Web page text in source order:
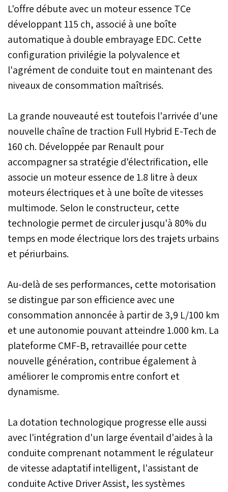
L'offre débute avec un moteur essence TCe
développant 115 ch, associé à une boîte
automatique à double embrayage EDC. Cette
configuration privilégie la polyvalence et
l'agrément de conduite tout en maintenant des
niveaux de consommation maîtrisés.
La grande nouveauté est toutefois l'arrivée d'une
nouvelle chaîne de traction Full Hybrid E-Tech de
160 ch. Développée par Renault pour
accompagner sa stratégie d'électrification, elle
associe un moteur essence de 1.8 litre à deux
moteurs électriques et à une boîte de vitesses
multimode. Selon le constructeur, cette
technologie permet de circuler jusqu'à 80% du
temps en mode électrique lors des trajets urbains
et périurbains.
Au-delà de ses performances, cette motorisation
se distingue par son efficience avec une
consommation annoncée à partir de 3,9 L/100 km
et une autonomie pouvant atteindre 1.000 km. La
plateforme CMF-B, retravaillée pour cette
nouvelle génération, contribue également à
améliorer le compromis entre confort et
dynamisme.
La dotation technologique progresse elle aussi
avec l'intégration d'un large éventail d'aides à la
conduite comprenant notamment le régulateur
de vitesse adaptatif intelligent, l'assistant de
conduite Active Driver Assist, les systèmes